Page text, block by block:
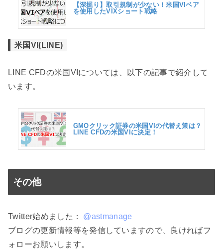
【深掘り】取引規制が少ない！米国VIベア
を使用したVIXショート戦略
米国VI(LINE)
LINE CFDの米国VIについては、以下の記事で紹介して
います。
GMOクリック証券の米国VIの代替え策は？
LINE CFDの米国VIに決定！
その他
Twitter始めました： @astmanage
ブログの更新情報等を発信していますので、良ければフ
ォローお願いします。